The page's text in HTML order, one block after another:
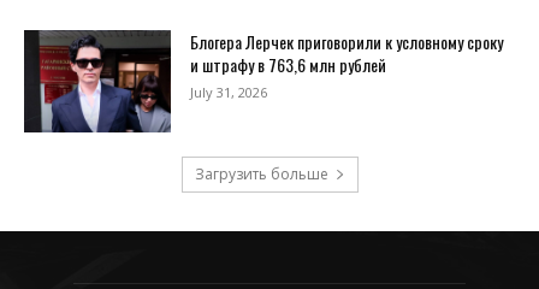
Блогера Лерчек приговорили к условному сроку
и штрафу в 763,6 млн рублей
July 31, 2026
Загрузить больше